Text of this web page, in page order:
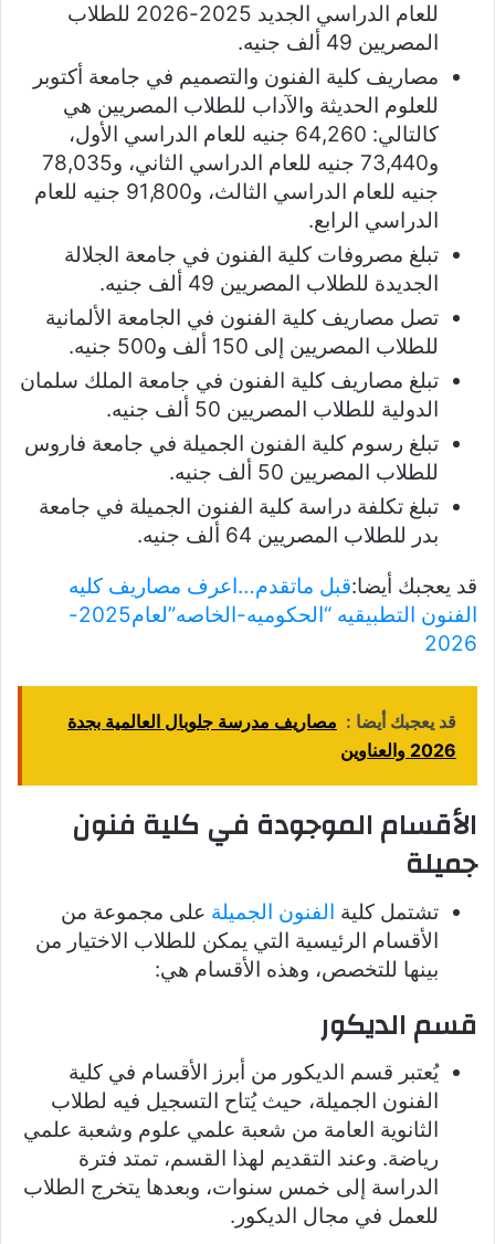
للعام الدراسي الجديد 2025-2026 للطلاب
المصريين 49 ألف جنيه.
مصاريف كلية الفنون والتصميم في جامعة أكتوبر
للعلوم الحديثة والآداب للطلاب المصريين هي
كالتالي: 64,260 جنيه للعام الدراسي الأول،
و73,440 جنيه للعام الدراسي الثاني، و78,035
جنيه للعام الدراسي الثالث، و91,800 جنيه للعام
الدراسي الرابع.
تبلغ مصروفات كلية الفنون في جامعة الجلالة
الجديدة للطلاب المصريين 49 ألف جنيه.
تصل مصاريف كلية الفنون في الجامعة الألمانية
للطلاب المصريين إلى 150 ألف و500 جنيه.
تبلغ مصاريف كلية الفنون في جامعة الملك سلمان
الدولية للطلاب المصريين 50 ألف جنيه.
تبلغ رسوم كلية الفنون الجميلة في جامعة فاروس
للطلاب المصريين 50 ألف جنيه.
تبلغ تكلفة دراسة كلية الفنون الجميلة في جامعة
بدر للطلاب المصريين 64 ألف جنيه.
قد يعجبك أيضا:قبل ماتقدم…اعرف مصاريف كليه
الفنون التطبيقيه “الحكوميه-الخاصه”لعام2025-
2026
قد يعجبك أيضا : مصاريف مدرسة جلوبال العالمية بجدة
2026 والعناوين
الأقسام الموجودة في كلية فنون
جميلة
تشتمل كلية الفنون الجميلة على مجموعة من
الأقسام الرئيسية التي يمكن للطلاب الاختيار من
بينها للتخصص، وهذه الأقسام هي:
قسم الديكور
يُعتبر قسم الديكور من أبرز الأقسام في كلية
الفنون الجميلة، حيث يُتاح التسجيل فيه لطلاب
الثانوية العامة من شعبة علمي علوم وشعبة علمي
رياضة. وعند التقديم لهذا القسم، تمتد فترة
الدراسة إلى خمس سنوات، وبعدها يتخرج الطلاب
للعمل في مجال الديكور.